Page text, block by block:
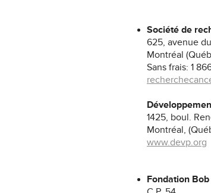
Société de
625, avenue
Montréal
Sans frais: 1
1425, boul.
Montréal,
www.devp.org
Fondation